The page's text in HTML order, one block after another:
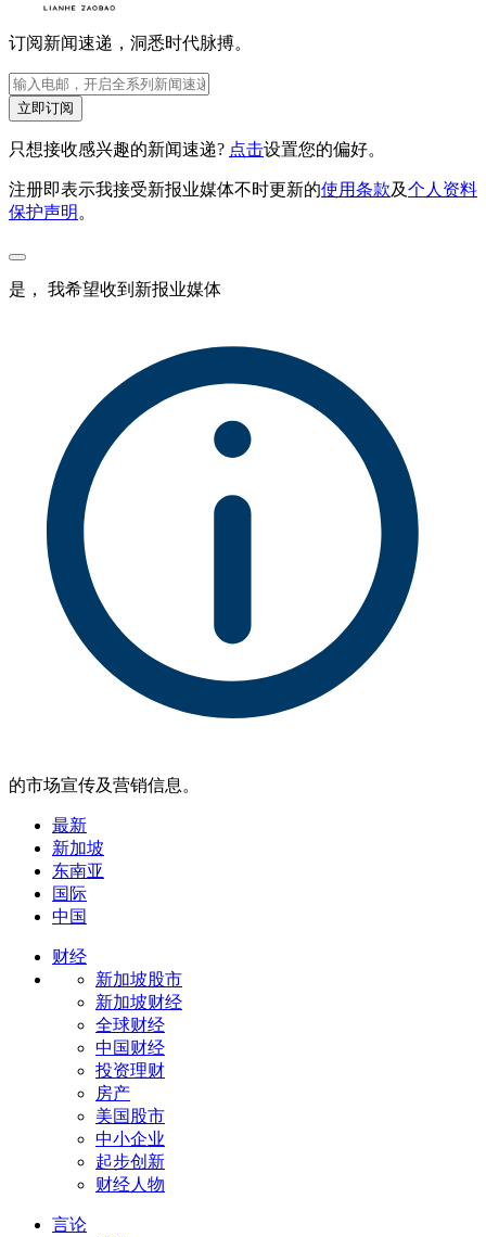
订阅新闻速递，洞悉时代脉搏。
立即订阅
只想接收感兴趣的新闻速递? 点击设置您的偏好。
注册即表示我接受新报业媒体不时更新的使用条款及个人资料
保护声明 。
是， 我希望收到新报业媒体
的市场宣传及营销信息。
最新
新加坡
东南亚
国际
中国
财经
新加坡股市
新加坡财经
全球财经
中国财经
投资理财
房产
美国股市
中小企业
起步创新
财经人物
言论